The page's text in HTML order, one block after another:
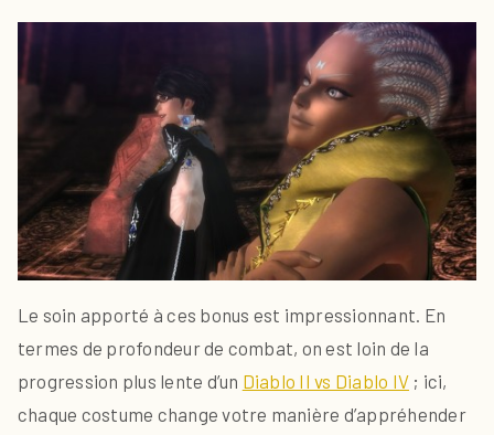
Le soin apporté à ces bonus est impressionnant. En
termes de profondeur de combat, on est loin de la
progression plus lente d’un Diablo II vs Diablo IV ; ici,
chaque costume change votre manière d’appréhender